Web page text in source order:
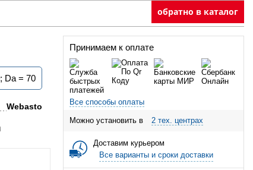
обратно в каталог
Принимаем к оплате
Все способы оплаты
Можно установить в 2 тех. центрах
Доставим курьером
Все варианты и сроки доставки
Da = 70
Webasto